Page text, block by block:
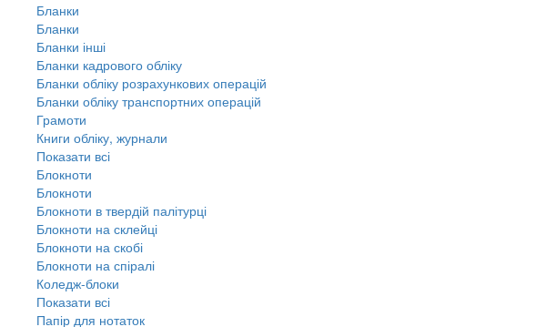
Бланки
Бланки
Бланки інші
Бланки кадрового обліку
Бланки обліку розрахункових операцій
Бланки обліку транспортних операцій
Грамоти
Книги обліку, журнали
Показати всі
Блокноти
Блокноти
Блокноти в твердій палітурці
Блокноти на склейці
Блокноти на скобі
Блокноти на спіралі
Коледж-блоки
Показати всі
Папір для нотаток